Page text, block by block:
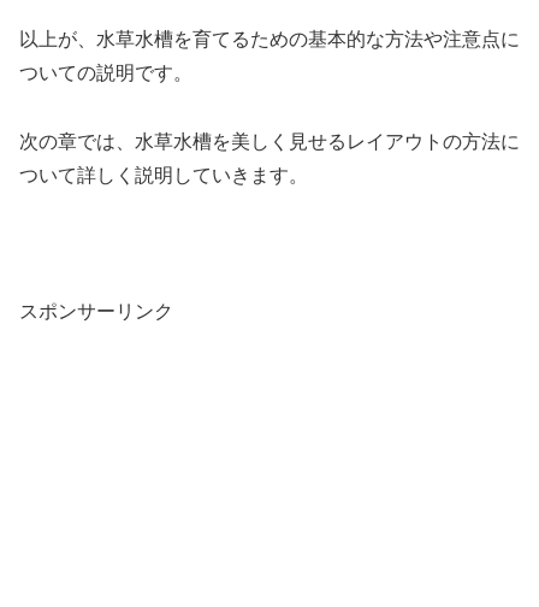
以上が、水草水槽を育てるための基本的な方法や注意点に
ついての説明です。
次の章では、水草水槽を美しく見せるレイアウトの方法に
ついて詳しく説明していきます。
スポンサーリンク